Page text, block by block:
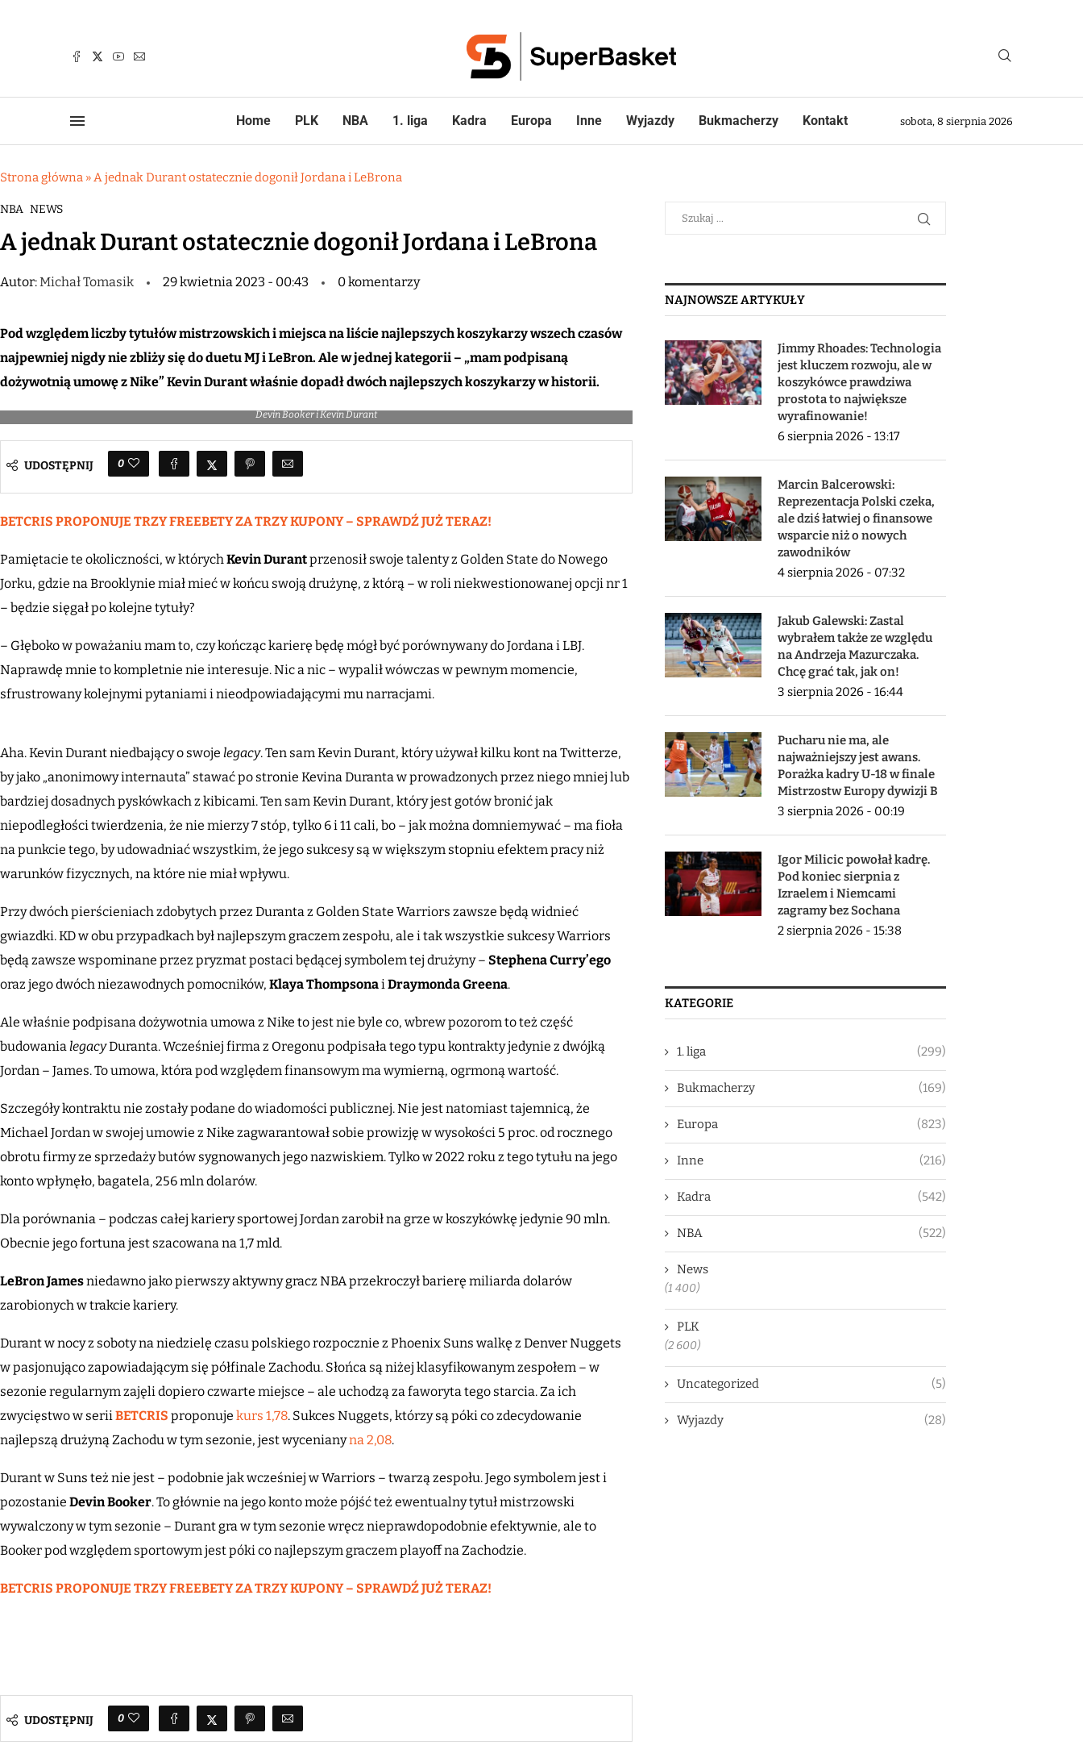
Home PLK NBA 1. liga Kadra Europa Inne Wyjazdy Bukmacherzy Kontakt sobota, 8 sierpnia 2026
Strona główna »A jednak Durant ostatecznie dogonił Jordana i LeBrona
NBA NEWS
A jednak Durant ostatecznie dogonił Jordana i LeBrona
Autor:Michał Tomasik 29 kwietnia 2023 - 00:43 0 komentarzy
Pod względem liczby tytułów mistrzowskich i miejsca na liście najlepszych koszykarzy wszech czasów
najpewniej nigdy nie zbliży się do duetu MJ i LeBron. Ale w jednej kategorii – „mam podpisaną
dożywotnią umowę z Nike” Kevin Durant właśnie dopadł dwóch najlepszych koszykarzy w historii.
Devin Booker i Kevin Durant
UDOSTĘPNIJ 0
BETCRIS PROPONUJE TRZY FREEBETY ZA TRZY KUPONY – SPRAWDŹ JUŻ TERAZ!
Pamiętacie te okoliczności, w którychKevin Durantprzenosił swoje talenty z Golden State do Nowego
Jorku, gdzie na Brooklynie miał mieć w końcu swoją drużynę, z którą – w roli niekwestionowanej opcji nr 1
– będzie sięgał po kolejne tytuły?
– Głęboko w poważaniu mam to, czy kończąc karierę będę mógł być porównywany do Jordana i LBJ.
Naprawdę mnie to kompletnie nie interesuje. Nic a nic – wypalił wówczas w pewnym momencie,
sfrustrowany kolejnymi pytaniami i nieodpowiadającymi mu narracjami.
Aha. Kevin Durant niedbający o swoje legacy. Ten sam Kevin Durant, który używał kilku kont na Twitterze,
by jako „anonimowy internauta” stawać po stronie Kevina Duranta w prowadzonych przez niego mniej lub
bardziej dosadnych pyskówkach z kibicami. Ten sam Kevin Durant, który jest gotów bronić jak
niepodległości twierdzenia, że nie mierzy 7 stóp, tylko 6 i 11 cali, bo – jak można domniemywać – ma fioła
na punkcie tego, by udowadniać wszystkim, że jego sukcesy są w większym stopniu efektem pracy niż
warunków fizycznych, na które nie miał wpływu.
Przy dwóch pierścieniach zdobytych przez Duranta z Golden State Warriors zawsze będą widnieć
gwiazdki. KD w obu przypadkach był najlepszym graczem zespołu, ale i tak wszystkie sukcesy Warriors
będą zawsze wspominane przez pryzmat postaci będącej symbolem tej drużyny – Stephena Curry’ego
oraz jego dwóch niezawodnych pomocników, Klaya ThompsonaiDraymonda Greena.
Ale właśnie podpisana dożywotnia umowa z Nike to jest nie byle co, wbrew pozorom to też część
budowanialegacyDuranta. Wcześniej firma z Oregonu podpisała tego typu kontrakty jedynie z dwójką
Jordan – James. To umowa, która pod względem finansowym ma wymierną, ogrmoną wartość.
Szczegóły kontraktu nie zostały podane do wiadomości publicznej. Nie jest natomiast tajemnicą, że
Michael Jordan w swojej umowie z Nike zagwarantował sobie prowizję w wysokości 5 proc. od rocznego
obrotu firmy ze sprzedaży butów sygnowanych jego nazwiskiem. Tylko w 2022 roku z tego tytułu na jego
konto wpłynęło, bagatela, 256 mln dolarów.
Dla porównania – podczas całej kariery sportowej Jordan zarobił na grze w koszykówkę jedynie 90 mln.
Obecnie jego fortuna jest szacowana na 1,7 mld.
LeBron Jamesniedawno jako pierwszy aktywny gracz NBA przekroczył barierę miliarda dolarów
zarobionych w trakcie kariery.
Durant w nocy z soboty na niedzielę czasu polskiego rozpocznie z Phoenix Suns walkę z Denver Nuggets
w pasjonująco zapowiadającym się półfinale Zachodu. Słońca są niżej klasyfikowanym zespołem – w
sezonie regularnym zajęli dopiero czwarte miejsce – ale uchodzą za faworyta tego starcia. Za ich
zwycięstwo w seriiBETCRIS proponuje kurs 1,78. Sukces Nuggets, którzy są póki co zdecydowanie
najlepszą drużyną Zachodu w tym sezonie, jest wycenianyna 2,08.
Durant w Suns też nie jest – podobnie jak wcześniej w Warriors – twarzą zespołu. Jego symbolem jest i
pozostanie DevinBooker. To głównie na jego konto może pójść też ewentualny tytuł mistrzowski
wywalczony w tym sezonie – Durant gra w tym sezonie wręcz nieprawdopodobnie efektywnie, ale to
Booker pod względem sportowym jest póki co najlepszym graczem playoff na Zachodzie.
BETCRIS PROPONUJE TRZY FREEBETY ZA TRZY KUPONY – SPRAWDŹ JUŻ TERAZ!
UDOSTĘPNIJ 0
NAJNOWSZE ARTYKUŁY
Jimmy Rhoades: Technologia
jest kluczem rozwoju, ale w
koszykówce prawdziwa
prostota to największe
wyrafinowanie!
6 sierpnia 2026 - 13:17
Marcin Balcerowski:
Reprezentacja Polski czeka,
ale dziś łatwiej o finansowe
wsparcie niż o nowych
zawodników
4 sierpnia 2026 - 07:32
Jakub Galewski: Zastal
wybrałem także ze względu
na Andrzeja Mazurczaka.
Chcę grać tak, jak on!
3 sierpnia 2026 - 16:44
Pucharu nie ma, ale
najważniejszy jest awans.
Porażka kadry U-18 w finale
Mistrzostw Europy dywizji B
3 sierpnia 2026 - 00:19
Igor Milicic powołał kadrę.
Pod koniec sierpnia z
Izraelem i Niemcami
zagramy bez Sochana
2 sierpnia 2026 - 15:38
KATEGORIE
1. liga (299)
Bukmacherzy (169)
Europa (823)
Inne (216)
Kadra (542)
NBA (522)
News
(1 400)
PLK
(2 600)
Uncategorized (5)
Wyjazdy (28)